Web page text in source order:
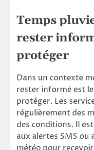
Temps
rester
protéger
Dans un contexte
rester informé est
protéger. Les
régulièrement des
des conditions. Il
aux alertes SMS ou